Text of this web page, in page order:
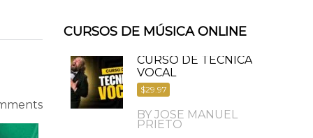
CURSOS DE MÚSICA ONLINE
CURSO DE TÉCNICA
VOCAL
$29.97
BY JOSE MANUEL
PRIETO